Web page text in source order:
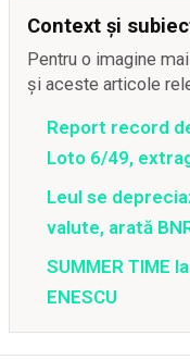
Context și
Pentru o imagine
și aceste articole
Report record
Loto 6/49,
Leul se
valute, arată
SUMMER TIME
ENESCU